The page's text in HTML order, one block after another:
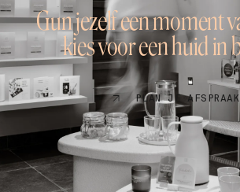
Gun jezelf een moment
kies voor een huid in
PLAN JE AFSPRAAK